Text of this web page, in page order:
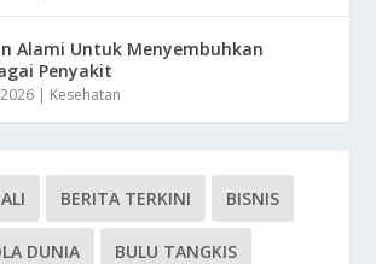
Alami Untuk Menyembuhkan
Penyakit
| Kesehatan
BERITA TERKINI BISNIS
DUNIA BULU TANGKIS